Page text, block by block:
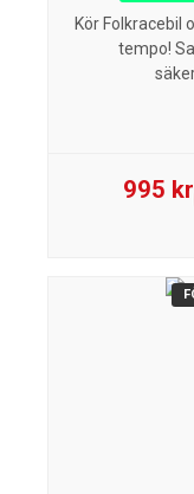
Kör Folkracebil
tempo!
995 kr